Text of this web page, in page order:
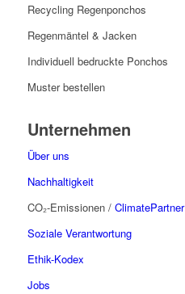
Recycling Regenponchos
Regenmäntel & Jacken
Individuell bedruckte Ponchos
Muster bestellen
Unternehmen
Über uns
Nachhaltigkeit
CO₂-Emissionen / ClimatePartner
Soziale Verantwortung
Ethik-Kodex
Jobs